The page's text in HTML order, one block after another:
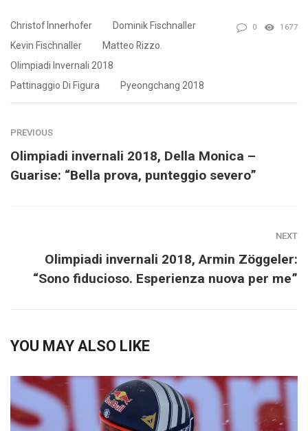
Christof Innerhofer
Dominik Fischnaller
Kevin Fischnaller
Matteo Rizzo.
Olimpiadi Invernali 2018
Pattinaggio Di Figura
Pyeongchang 2018
0 1677
PREVIOUS
Olimpiadi invernali 2018, Della Monica –
Guarise: “Bella prova, punteggio severo”
NEXT
Olimpiadi invernali 2018, Armin Zöggeler:
“Sono fiducioso. Esperienza nuova per me”
YOU MAY ALSO LIKE